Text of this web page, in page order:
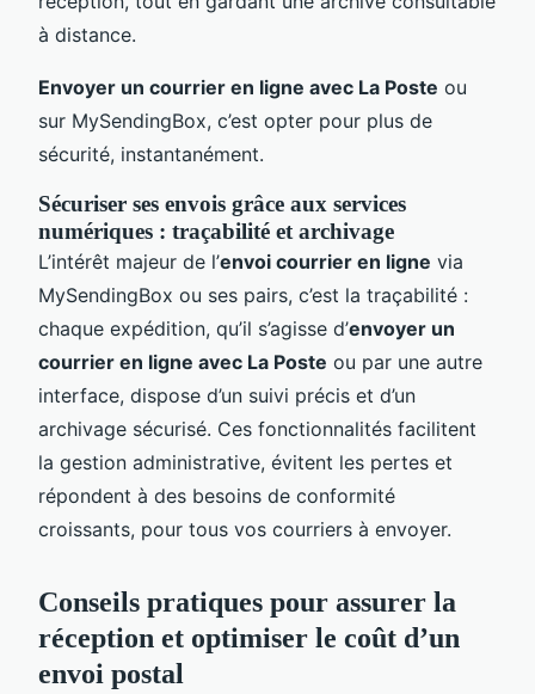
à distance.
Envoyer un courrier en ligne avec La Poste ou
sur MySendingBox, c’est opter pour plus de
sécurité, instantanément.
Sécuriser ses envois grâce aux services
numériques : traçabilité et archivage
L’intérêt majeur de l’envoi courrier en ligne via
MySendingBox ou ses pairs, c’est la traçabilité :
chaque expédition, qu’il s’agisse d’envoyer un
courrier en ligne avec La Poste ou par une autre
interface, dispose d’un suivi précis et d’un
archivage sécurisé. Ces fonctionnalités facilitent
la gestion administrative, évitent les pertes et
répondent à des besoins de conformité
croissants, pour tous vos courriers à envoyer.
Conseils pratiques pour assurer la
réception et optimiser le coût d’un
envoi postal